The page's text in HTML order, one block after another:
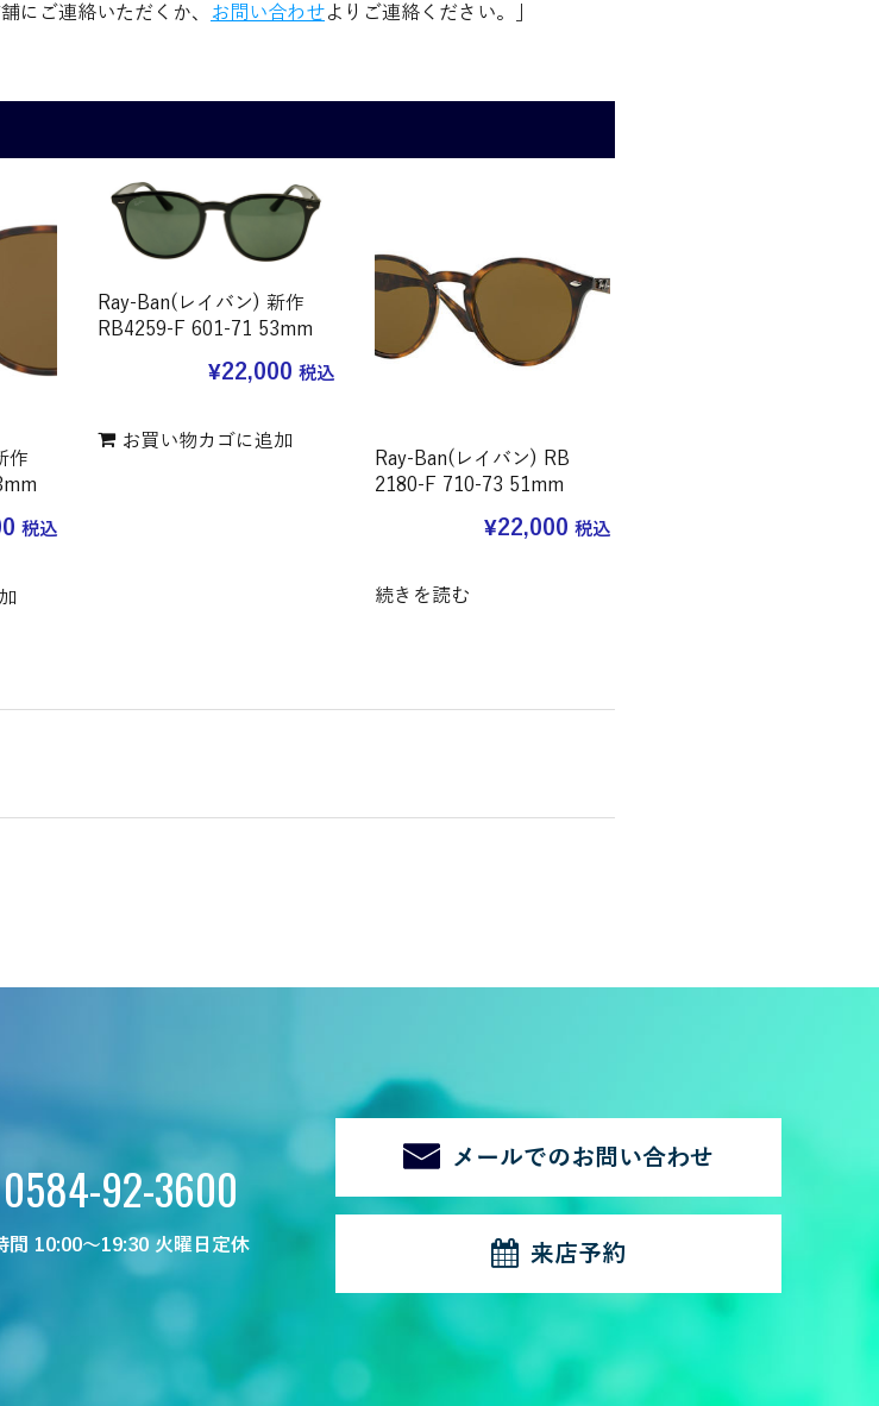
にご連絡いただくか、 お問い合わせよりご連絡ください。」
作
税込
Ray-Ban(レイバン) 新作
RB4259-F 601-71 53mm
¥22,000 税込
お買い物カゴに追加
Ray-Ban(レイバン) RB
2180-F 710-73 51mm
¥22,000 税込
続きを読む
0584-92-3600
間 10:00～19:30 火曜日定休
メールでのお問い合わせ
来店予約